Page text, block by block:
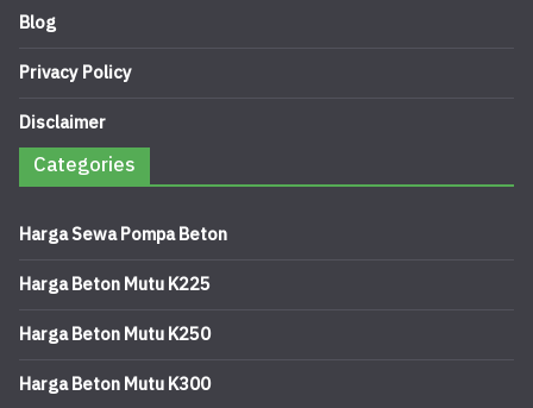
Blog
Privacy Policy
Disclaimer
Categories
Harga Sewa Pompa Beton
Harga Beton Mutu K225
Harga Beton Mutu K250
Harga Beton Mutu K300